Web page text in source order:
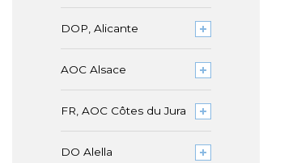
DOP, Alicante
AOC Alsace
FR, AOC Côtes du Jura
DO Alella